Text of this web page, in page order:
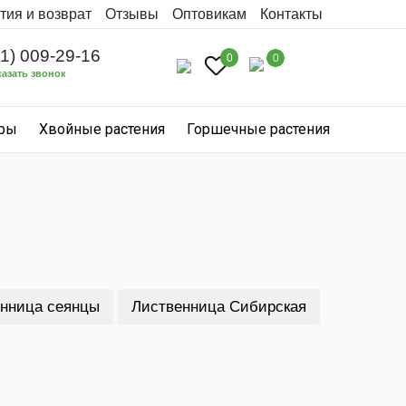
и возврат Отзывы Оптовикам Контакты
009-29-16
звонок
0 0
Хвойные растения Горшечные растения
сеянцы Лиственница Сибирская